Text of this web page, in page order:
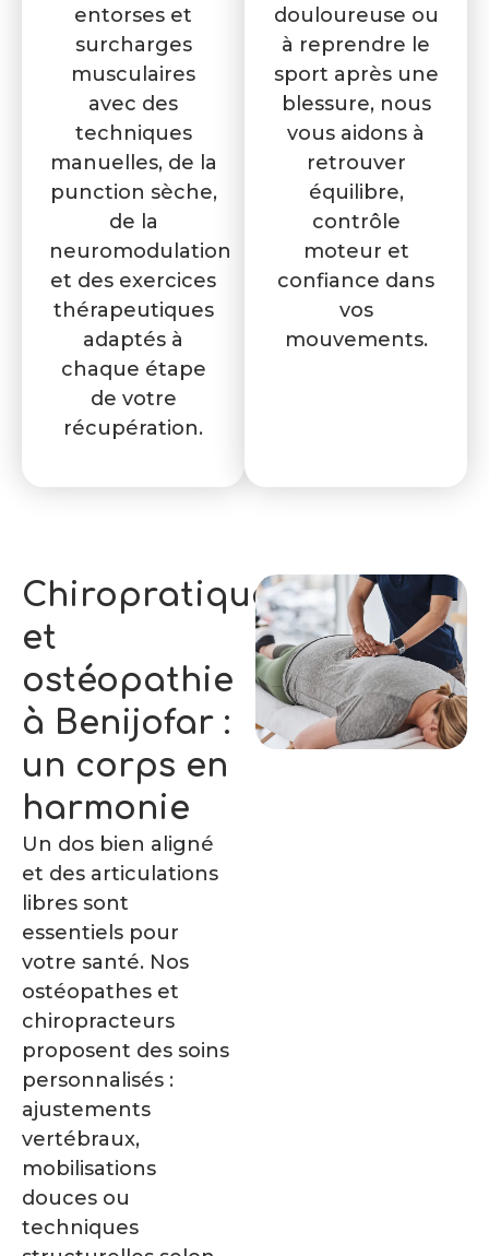
entorses et
surcharges
musculaires
avec des
techniques
manuelles, de la
punction sèche,
de la
neuromodulation
et des exercices
thérapeutiques
adaptés à
chaque étape
de votre
récupération.
douloureuse ou
à reprendre le
sport après une
blessure, nous
vous aidons à
retrouver
équilibre,
contrôle
moteur et
confiance dans
vos
mouvements.
Chiropratique
et
ostéopathie
à Benijofar :
un corps en
harmonie
Un dos bien aligné
et des articulations
libres sont
essentiels pour
votre santé. Nos
ostéopathes et
chiropracteurs
proposent des soins
personnalisés :
ajustements
vertébraux,
mobilisations
douces ou
techniques